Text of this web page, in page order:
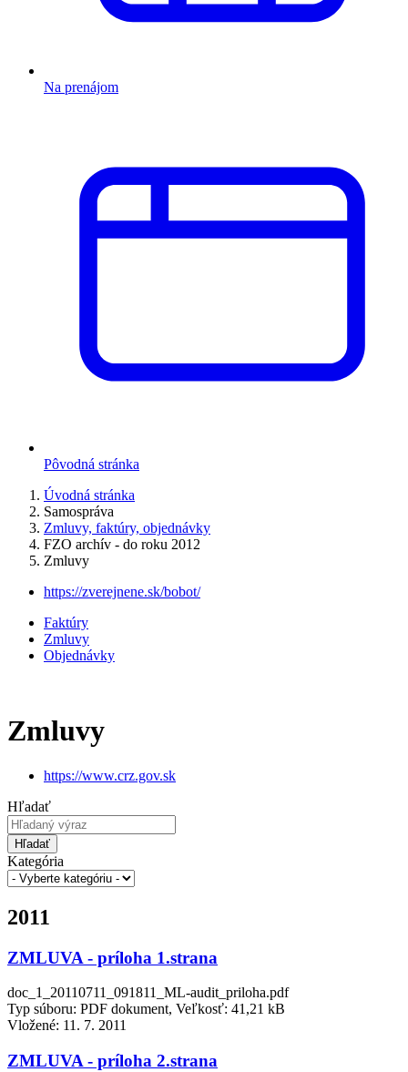
Na prenájom
Pôvodná stránka
Úvodná stránka
Samospráva
Zmluvy, faktúry, objednávky
FZO archív - do roku 2012
Zmluvy
https://zverejnene.sk/bobot/
Faktúry
Zmluvy
Objednávky
Zmluvy
https://www.crz.gov.sk
Hľadať
Hľadať
Kategória
2011
ZMLUVA - príloha 1.strana
doc_1_20110711_091811_ML-audit_priloha.pdf
Typ súboru: PDF dokument, Veľkosť: 41,21 kB
Vložené: 11. 7. 2011
ZMLUVA - príloha 2.strana